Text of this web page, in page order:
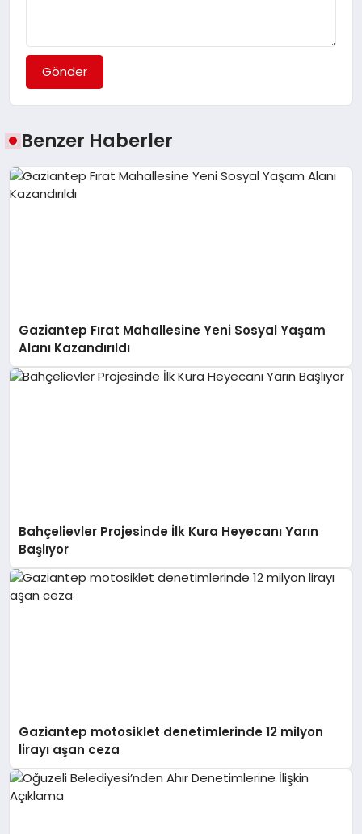
Gönder
Benzer Haberler
Gaziantep Fırat Mahallesine Yeni Sosyal Yaşam
Alanı Kazandırıldı
Bahçelievler Projesinde İlk Kura Heyecanı Yarın
Başlıyor
Gaziantep motosiklet denetimlerinde 12 milyon
lirayı aşan ceza